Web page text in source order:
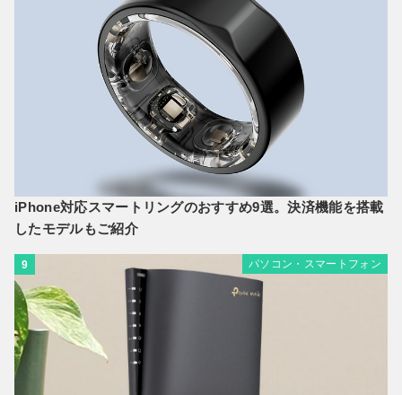
iPhone対応スマートリングのおすすめ9選。決済機能を搭載
したモデルもご紹介
9 パソコン・スマートフォン